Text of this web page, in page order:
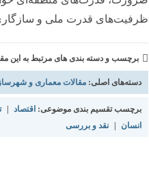
ظرفیت‌های قدرت ملی و
برچسب و دسته بندی های مرتبط به این
دسته‌های اصلی: مقالات معماری و
برچسب تقسیم بندی موضوعی: اقتصاد
انسان
نقد و بررسی